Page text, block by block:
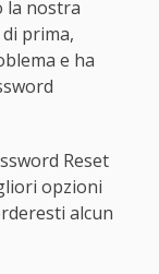
la nostra
prima,
e ha
Reset
opzioni
alcun